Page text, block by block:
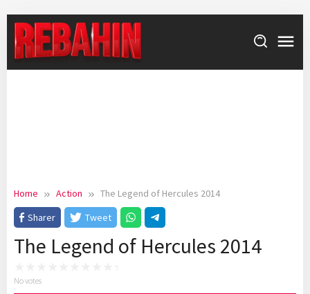
content
Home Action
The Legend of Hercules 2014
Sharer
Tweet
The Legend of Hercules 2014
No votes